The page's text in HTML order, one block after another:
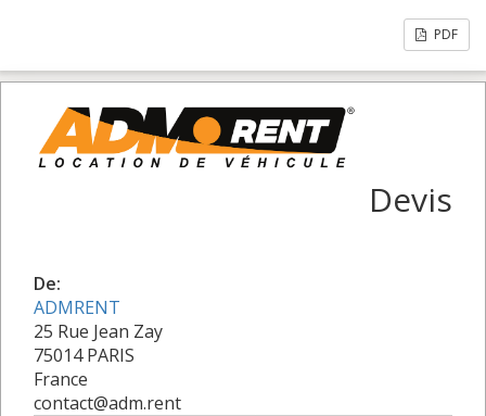
PDF
Devis
De:
ADMRENT
25 Rue Jean Zay
75014 PARIS
France
contact@adm.rent